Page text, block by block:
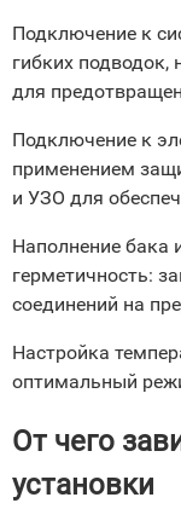
Подключение к
гибких подводок,
для
Подключение к
применением
и УЗО для
Наполнение бака
герметичность:
соединений на
Настройка
оптимальный
От чего
установки